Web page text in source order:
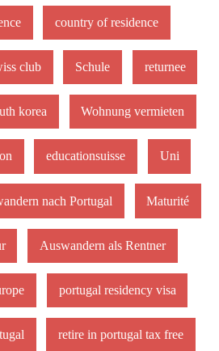
country of residence
club Schule returnee
korea Wohnung vermieten
educationsuisse Uni
nach Portugal Maturité
Auswandern als Rentner
portugal residency visa
retire in portugal tax free